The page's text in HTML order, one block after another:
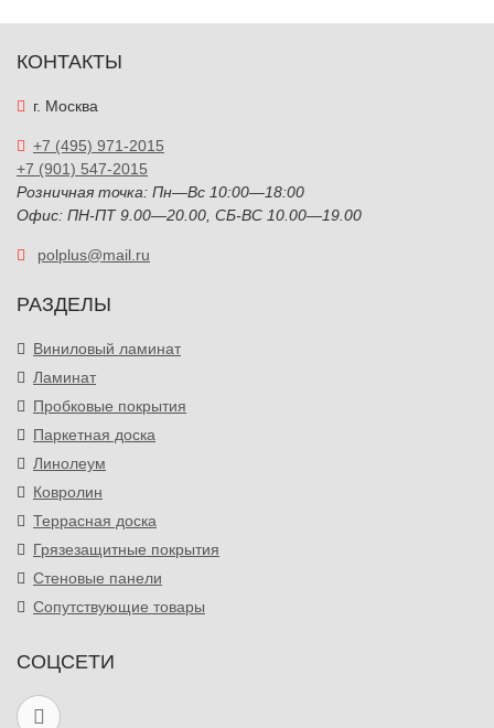
КОНТАКТЫ
г. Москва
+7 (495) 971-2015
+7 (901) 547-2015
Розничная точка: Пн—Вс 10:00—18:00
Офис: ПН-ПТ 9.00—20.00, СБ-ВС 10.00—19.00
polplus@mail.ru
РАЗДЕЛЫ
Виниловый ламинат
Ламинат
Пробковые покрытия
Паркетная доска
Линолеум
Ковролин
Террасная доска
Грязезащитные покрытия
Стеновые панели
Сопутствующие товары
СОЦСЕТИ